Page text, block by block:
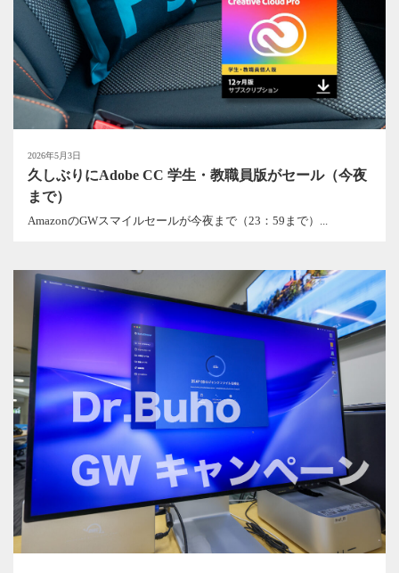
2026年5月3日
久しぶりにAdobe CC 学生・教職員版がセール（今夜
まで）
AmazonのGWスマイルセールが今夜まで（23：59まで）...